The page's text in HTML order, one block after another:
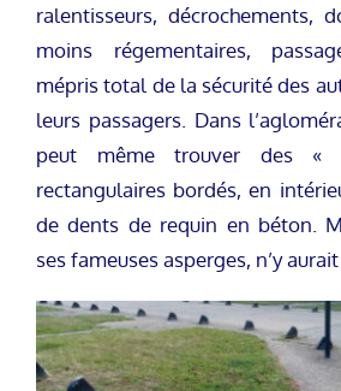
ralentisseurs, décrochements,
moins régementaires,
mépris total de la sécurité des
leurs passagers. Dans
peut même trouver des «
rectangulaires bordés, en
de dents de requin en béton.
ses fameuses asperges, n’y